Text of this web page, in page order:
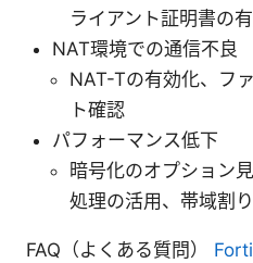
ライアント証明書の
NAT環境での通信不良
NAT-Tの有効化、フ
ト確認
パフォーマンス低下
暗号化のオプション
処理の活用、帯域割
FAQ（よくある質問）